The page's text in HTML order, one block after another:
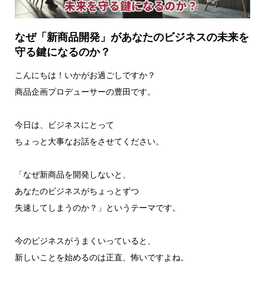
なぜ「新商品開発」があなたのビジネスの未来を
守る鍵になるのか？
こんにちは！いかがお過ごしですか？
商品企画プロデューサーの豊田です。
今日は、ビジネスにとって
ちょっと大事なお話をさせてください。
「なぜ新商品を開発しないと、
あなたのビジネスがちょっとずつ
失速してしまうのか？」というテーマです。
今のビジネスがうまくいっていると、
新しいことを始めるのは正直、怖いですよね。